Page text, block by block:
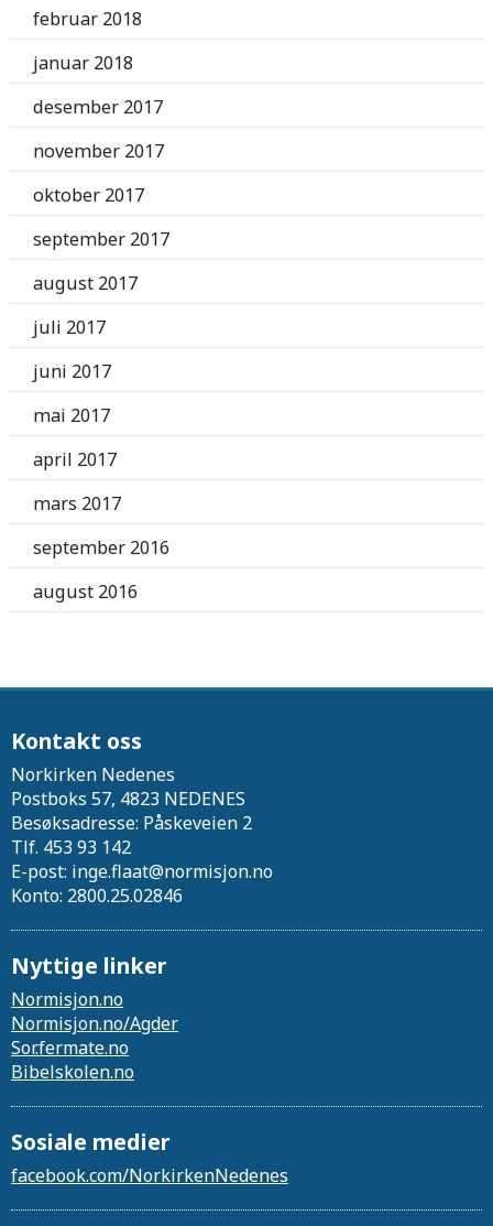
februar 2018
januar 2018
desember 2017
november 2017
oktober 2017
september 2017
august 2017
juli 2017
juni 2017
mai 2017
april 2017
mars 2017
september 2016
august 2016
Kontakt oss
Norkirken Nedenes
Postboks 57, 4823 NEDENES
Besøksadresse: Påskeveien 2
Tlf. 453 93 142
E-post: inge.flaat@normisjon.no
Konto: 2800.25.02846
Nyttige linker
Normisjon.no
Normisjon.no/Agder
Sor.fermate.no
Bibelskolen.no
Sosiale medier
facebook.com/NorkirkenNedenes